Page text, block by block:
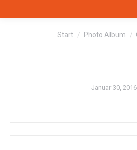
Sie befinden sich hier:
Start Photo Album
Januar 30, 2016